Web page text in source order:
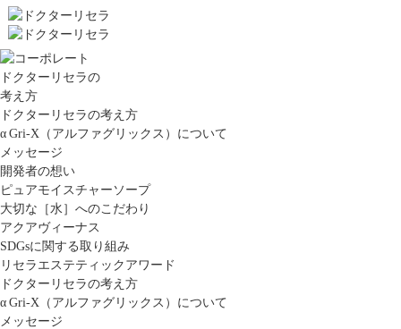
ドクターリセラの
考え方
ドクターリセラの考え方
α Gri-X（アルファグリックス）について
メッセージ
開発者の想い
ピュアモイスチャーソープ
大切な［水］へのこだわり
アクアヴィーナス
SDGsに関する取り組み
リセラエステティックアワード
ドクターリセラの考え方
α Gri-X（アルファグリックス）について
メッセージ